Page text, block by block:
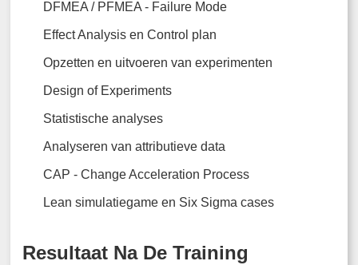
DFMEA / PFMEA - Failure Mode
Effect Analysis en Control plan
Opzetten en uitvoeren van experimenten
Design of Experiments
Statistische analyses
Analyseren van attributieve data
CAP - Change Acceleration Process
Lean simulatiegame en Six Sigma cases
Resultaat Na De Training